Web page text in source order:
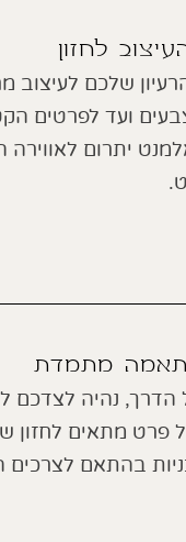
לחזון
שלכם לעיצוב
ועד לפרטים
יתרום לאווירה
מתמדת
הדרך, נהיה לצדכם
פרט מתאים לחזון
בהתאם לצרכים